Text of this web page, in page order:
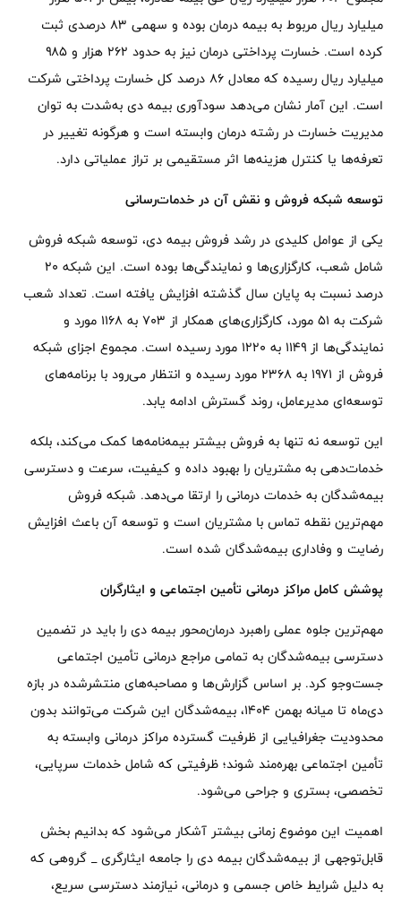
میلیارد ریال مربوط به بیمه درمان بوده و سهمی ۸۳ درصدی ثبت
کرده است. خسارت پرداختی درمان نیز به حدود ۲۶۲ هزار و ۹۸۵
میلیارد ریال رسیده که معادل ۸۶ درصد کل خسارت پرداختی شرکت
است. این آمار نشان می‌دهد سودآوری بیمه دی به‌شدت به توان
مدیریت خسارت در رشته درمان وابسته است و هرگونه تغییر در
تعرفه‌ها یا کنترل هزینه‌ها اثر مستقیمی بر تراز عملیاتی دارد.
توسعه شبکه فروش و نقش آن در خدمات‌رسانی
یکی از عوامل کلیدی در رشد فروش بیمه دی، توسعه شبکه فروش
شامل شعب، کارگزاری‌ها و نمایندگی‌ها بوده است. این شبکه ۲۰
درصد نسبت به پایان سال گذشته افزایش یافته است. تعداد شعب
شرکت به ۵۱ مورد، کارگزاری‌های همکار از ۷۰۳ به ۱۱۶۸ مورد و
نمایندگی‌ها از ۱۱۴۹ به ۱۲۲۰ مورد رسیده است. مجموع اجزای شبکه
فروش از ۱۹۷۱ به ۲۳۶۸ مورد رسیده و انتظار می‌رود با برنامه‌های
توسعه‌ای مدیرعامل، روند گسترش ادامه یابد.
این توسعه نه تنها به فروش بیشتر بیمه‌نامه‌ها کمک می‌کند، بلکه
خدمات‌دهی به مشتریان را بهبود داده و کیفیت، سرعت و دسترسی
بیمه‌شدگان به خدمات درمانی را ارتقا می‌دهد. شبکه فروش
مهم‌ترین نقطه تماس با مشتریان است و توسعه آن باعث افزایش
رضایت و وفاداری بیمه‌شدگان شده است.
پوشش کامل مراکز درمانی تأمین اجتماعی و ایثارگران
مهم‌ترین جلوه عملی راهبرد درمان‌محور بیمه دی را باید در تضمین
دسترسی بیمه‌شدگان به تمامی مراجع درمانی تأمین اجتماعی
جست‌وجو کرد. بر اساس گزارش‌ها و مصاحبه‌های منتشرشده در بازه
دی‌ماه تا میانه بهمن ۱۴۰۴، بیمه‌شدگان این شرکت می‌توانند بدون
محدودیت جغرافیایی از ظرفیت گسترده مراکز درمانی وابسته به
تأمین اجتماعی بهره‌مند شوند؛ ظرفیتی که شامل خدمات سرپایی،
تخصصی، بستری و جراحی می‌شود.
اهمیت این موضوع زمانی بیشتر آشکار می‌شود که بدانیم بخش
قابل‌توجهی از بیمه‌شدگان بیمه دی را جامعه ایثارگری _ گروهی که
به دلیل شرایط خاص جسمی و درمانی، نیازمند دسترسی سریع،